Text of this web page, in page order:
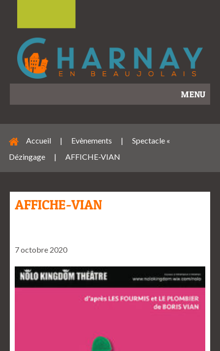
MENU
Accueil | Evènements |
Spectacle «
Dézingage
| AFFICHE-VIAN
AFFICHE-VIAN
7 octobre 2020